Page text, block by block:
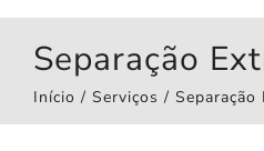
Separação
Início Serviços